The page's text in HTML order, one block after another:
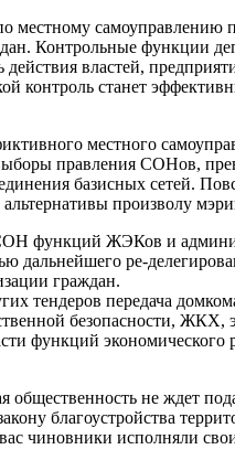
местному
Контрольные функции
действия властей,
контроль станет
местного
правления СОНов,
базисных сетей.
произволу
функций ЖЭКов и
дальнейшего ре-
граждан.
тендеров передача
безопасности, ЖКХ,
функций экономического
общественность не ждет
благоустройства
чиновники исполняли